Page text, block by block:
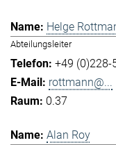
Helge
Abteilungsleiter
+49 (0)228-
rottmann@...
0.37
Alan Roy